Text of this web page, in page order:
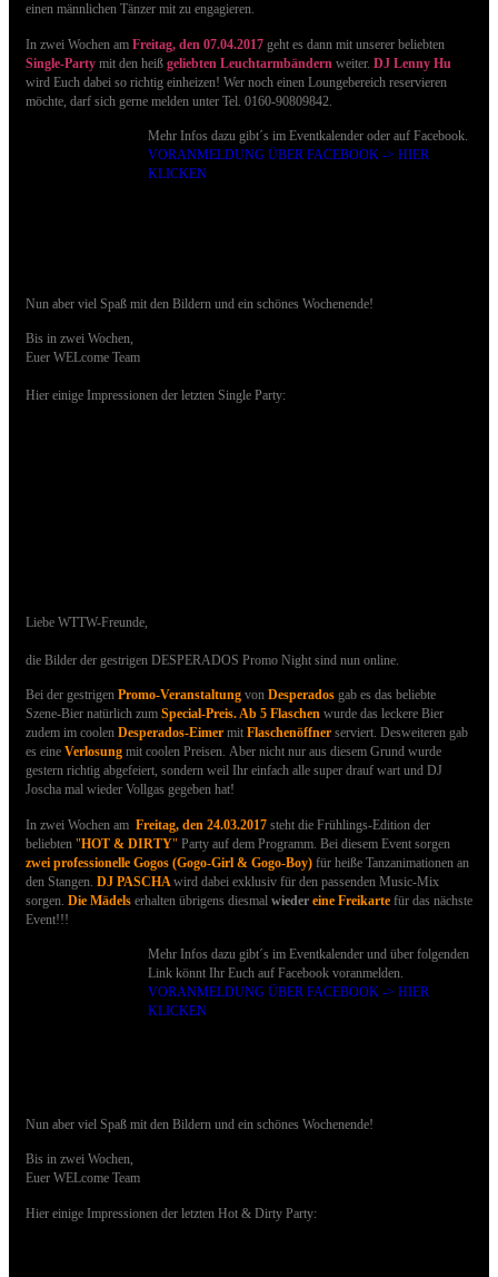
einen männlichen Tänzer mit zu engagieren.
In zwei Wochen am Freitag, den 07.04.2017 geht es dann mit unserer beliebten
Single-Party mit den heiß geliebten Leuchtarmbändern weiter. DJ Lenny Hu
wird Euch dabei so richtig einheizen! Wer noch einen Loungebereich reservieren
möchte, darf sich gerne melden unter Tel. 0160-90809842.
Mehr Infos dazu gibt´s im Eventkalender oder auf Facebook.
VORANMELDUNG ÜBER FACEBOOK -> HIER
KLICKEN
Nun aber viel Spaß mit den Bildern und ein schönes Wochenende!
Bis in zwei Wochen,
Euer WELcome Team
Hier einige Impressionen der letzten Single Party:
Liebe WTTW-Freunde,
die Bilder der gestrigen DESPERADOS Promo Night sind nun online.
Bei der gestrigen Promo-Veranstaltung von Desperados gab es das beliebte
Szene-Bier natürlich zum Special-Preis.Ab 5 Flaschen wurde das leckere Bier
zudem im coolen Desperados-Eimer mit Flaschenöffner serviert. Desweiteren gab
es eine Verlosung mit coolen Preisen. Aber nicht nur aus diesem Grund wurde
gestern richtig abgefeiert, sondern weil Ihr einfach alle super drauf wart und DJ
Joscha mal wieder Vollgas gegeben hat!
In zwei Wochen am Freitag, den 24.03.2017 steht die Frühlings-Edition der
beliebten "HOT & DIRTY" Party auf dem Programm. Bei diesem Event sorgen
zwei professionelle Gogos (Gogo-Girl & Gogo-Boy) für heiße Tanzanimationen an
den Stangen. DJ PASCHA wird dabei exklusiv für den passenden Music-Mix
sorgen. Die Mädels erhalten übrigens diesmal wieder eine Freikarte für das nächste
Event!!!
Mehr Infos dazu gibt´s im Eventkalender und über folgenden
Link könnt Ihr Euch auf Facebook voranmelden.
VORANMELDUNG ÜBER FACEBOOK -> HIER
KLICKEN
Nun aber viel Spaß mit den Bildern und ein schönes Wochenende!
Bis in zwei Wochen,
Euer WELcome Team
Hier einige Impressionen der letzten Hot & Dirty Party: